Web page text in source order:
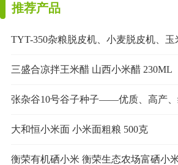
推荐产品
三盛合凉拌王米醋 山西小米醋 230ML
张杂谷10号谷子种子——优质、高产
大和恒小米面 小米面粗粮 500克
衡荣有机硒小米 衡荣生态农场富硒小